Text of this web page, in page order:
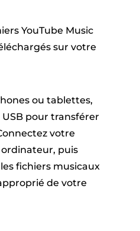
YouTube Music
sur votre
ou tablettes,
pour transférer
votre
puis
fichiers musicaux
de votre